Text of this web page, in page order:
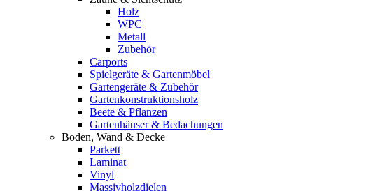
Holz
WPC
Metall
Zubehör
Carports
Spielgeräte & Gartenmöbel
Gartengeräte & Zubehör
Gartenkonstruktionsholz
Beete & Pflanzen
Gartenhäuser & Bedachungen
Boden, Wand & Decke
Parkett
Laminat
Vinyl
Massivholzdielen